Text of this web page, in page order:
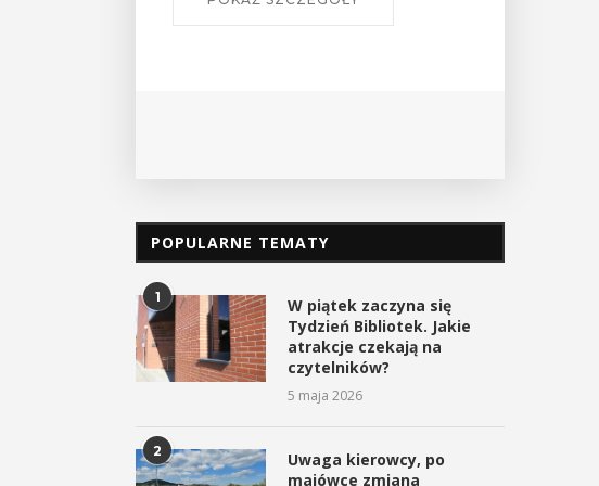
POPULARNE TEMATY
1
W piątek zaczyna się
Tydzień Bibliotek. Jakie
atrakcje czekają na
czytelników?
5 maja 2026
2
Uwaga kierowcy, po
majówce zmiana